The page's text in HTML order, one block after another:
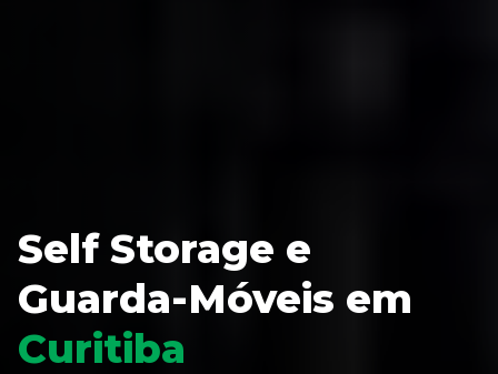
Self Storage e
Guarda-Móveis em
Curitiba